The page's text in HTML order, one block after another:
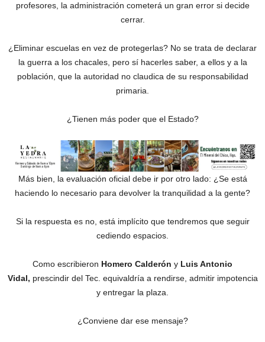
profesores, la administración cometerá un gran error si decide
cerrar.
¿Eliminar escuelas en vez de protegerlas? No se trata de declarar
la guerra a los chacales, pero sí hacerles saber, a ellos y a la
población, que la autoridad no claudica de su responsabilidad
primaria.
¿Tienen más poder que el Estado?
Más bien, la evaluación oficial debe ir por otro lado: ¿Se está
haciendo lo necesario para devolver la tranquilidad a la gente?
Si la respuesta es no, está implícito que tendremos que seguir
cediendo espacios.
Como escribieron Homero Calderón y Luis Antonio
Vidal, prescindir del Tec. equivaldría a rendirse, admitir impotencia
y entregar la plaza.
¿Conviene dar ese mensaje?